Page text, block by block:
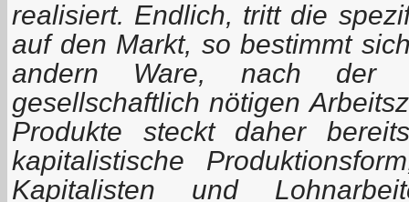
realisiert. Endlich, tritt die
auf den Markt, so bestimmt
andern Ware, nach der
gesellschaftlich nötigen
Produkte steckt daher
kapitalistische
Kapitalisten und